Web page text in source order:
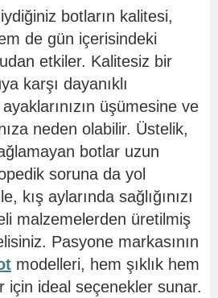
botların kalitesi,
de gün içerisindeki
etkiler. Kalitesiz bir
karşı dayanıklı
üşümesine ve
neden olabilir. Üstelik,
botlar uzun
soruna da yol
kış aylarında sağlığınızı
malzemelerden üretilmiş
Pasyone markasının
modelleri, hem şıklık hem
için ideal seçenekler sunar.